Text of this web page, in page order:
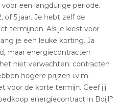
een langdurige periode.
of 5 jaar. Je hebt zelf de
termijnen. Als je kiest voor
je een leuke korting. Ja
maar energiecontracten
niet verwachten: contracten
hogere prijzen i.v.m.
voor de korte termijn. Geef jij
energiecontract in Boijl?